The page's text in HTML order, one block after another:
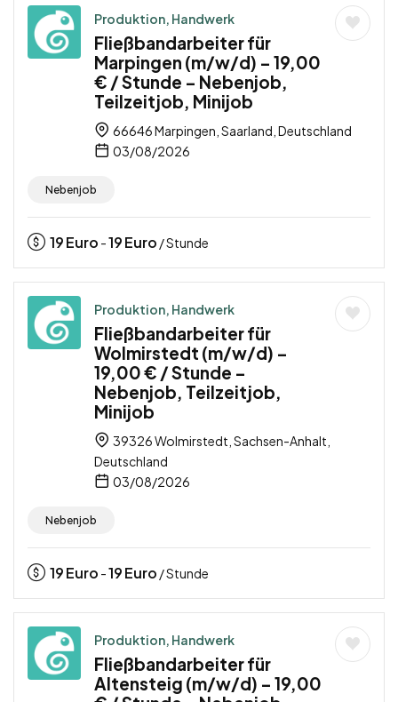
Produktion, Handwerk
Fließbandarbeiter für
Marpingen (m/w/d) – 19,00
€ / Stunde – Nebenjob,
Teilzeitjob, Minijob
66646 Marpingen, Saarland, Deutschland
03/08/2026
Nebenjob
19Euro -19Euro / Stunde
Produktion, Handwerk
Fließbandarbeiter für
Wolmirstedt (m/w/d) –
19,00 € / Stunde –
Nebenjob, Teilzeitjob,
Minijob
39326 Wolmirstedt, Sachsen-Anhalt,
Deutschland
03/08/2026
Nebenjob
19Euro -19Euro / Stunde
Produktion, Handwerk
Fließbandarbeiter für
Altensteig (m/w/d) – 19,00